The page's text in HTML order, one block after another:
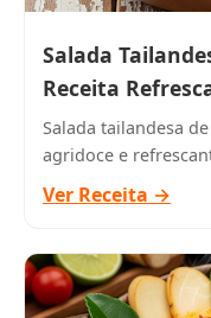
Salada
Receita
Salada tailandesa
agridoce e
Ver Receita →